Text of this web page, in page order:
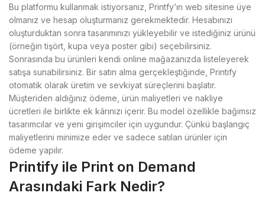
Bu platformu kullanmak istiyorsanız, Printfy’ın web sitesine üye
olmanız ve hesap oluşturmanız gerekmektedir. Hesabınızı
oluşturduktan sonra tasarımınızı yükleyebilir ve istediğiniz ürünü
(örneğin tişört, kupa veya poster gibi) seçebilirsiniz.
Sonrasında bu ürünleri kendi online mağazanızda listeleyerek
satışa sunabilirsiniz. Bir satın alma gerçekleştiğinde, Printify
otomatik olarak üretim ve sevkiyat süreçlerini başlatır.
Müşteriden aldığınız ödeme, ürün maliyetleri ve nakliye
ücretleri ile birlikte ek kârınızı içerir. Bu model özellikle bağımsız
tasarımcılar ve yeni girişimciler için uygundur. Çünkü başlangıç
maliyetlerini minimize eder ve sadece satılan ürünler için
ödeme yapılır.
Printify ile Print on Demand
Arasındaki Fark Nedir?